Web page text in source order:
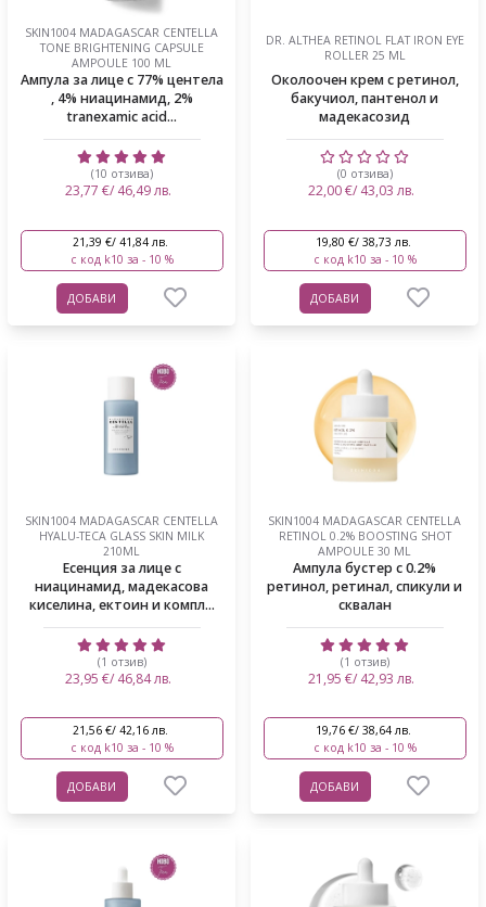
SKIN1004 MADAGASCAR CENTELLA
TONE BRIGHTENING CAPSULE
AMPOULE 100 ML
Ампула за лице с 77% центела
, 4% ниацинамид, 2%
tranexamic acid...
(10 отзива)
23,77 €/ 46,49 лв.
21,39 €/ 41,84 лв.
с код k10 за - 10 %
ДОБАВИ
DR. ALTHEA RETINOL FLAT IRON EYE
ROLLER 25 ML
Околоочен крем с ретинол,
бакучиол, пантенол и
мадекасозид
(0 отзива)
22,00 €/ 43,03 лв.
19,80 €/ 38,73 лв.
с код k10 за - 10 %
ДОБАВИ
SKIN1004 MADAGASCAR CENTELLA
HYALU-TECA GLASS SKIN MILK
210ML
Есенция за лице с
ниацинамид, мадекасова
киселина, ектоин и компл...
(1 отзив)
23,95 €/ 46,84 лв.
21,56 €/ 42,16 лв.
с код k10 за - 10 %
ДОБАВИ
SKIN1004 MADAGASCAR CENTELLA
RETINOL 0.2% BOOSTING SHOT
AMPOULE 30 ML
Ампула бустер с 0.2%
ретинол, ретинал, спикули и
сквалан
(1 отзив)
21,95 €/ 42,93 лв.
19,76 €/ 38,64 лв.
с код k10 за - 10 %
ДОБАВИ